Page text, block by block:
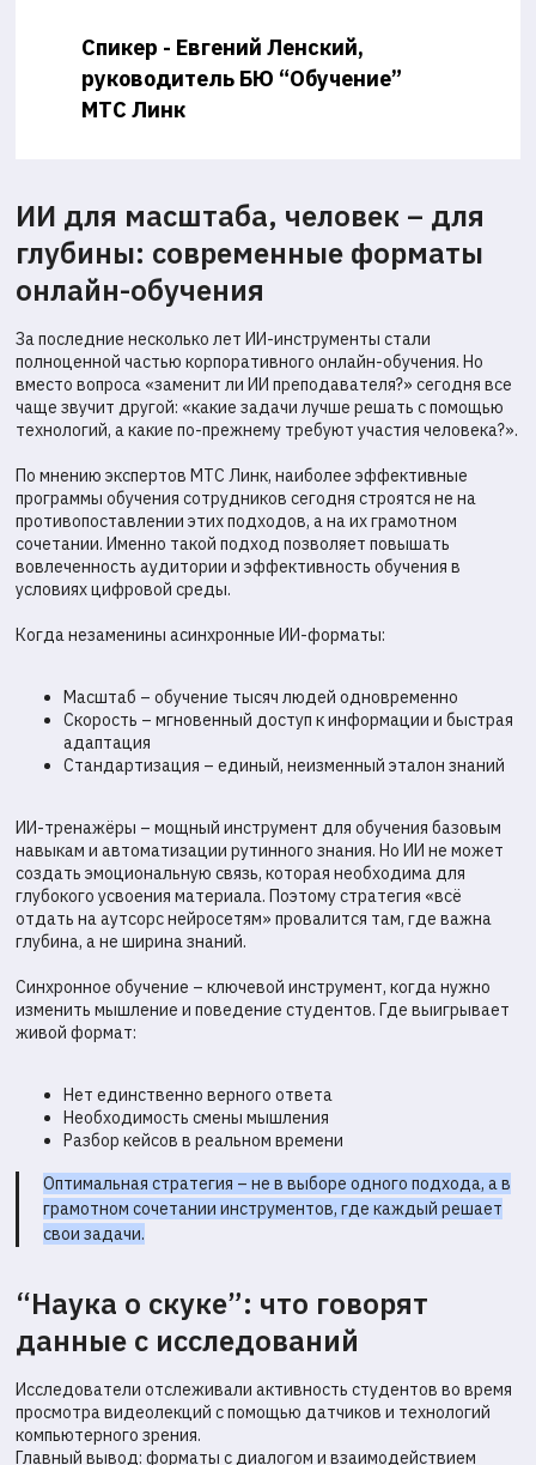
Спикер - Евгений Ленский,
руководитель БЮ “Обучение”
МТС Линк
ИИ для масштаба, человек – для
глубины: современные форматы
онлайн-обучения
За последние несколько лет ИИ-инструменты стали
полноценной частью корпоративного онлайн-обучения. Но
вместо вопроса «заменит ли ИИ преподавателя?» сегодня все
чаще звучит другой: «какие задачи лучше решать с помощью
технологий, а какие по-прежнему требуют участия человека?».
По мнению экспертов МТС Линк, наиболее эффективные
программы обучения сотрудников сегодня строятся не на
противопоставлении этих подходов, а на их грамотном
сочетании. Именно такой подход позволяет повышать
вовлеченность аудитории и эффективность обучения в
условиях цифровой среды.
Когда незаменины асинхронные ИИ-форматы:
Масштаб – обучение тысяч людей одновременно
Скорость – мгновенный доступ к информации и быстрая
адаптация
Стандартизация – единый, неизменный эталон знаний
ИИ-тренажёры – мощный инструмент для обучения базовым
навыкам и автоматизации рутинного знания. Но ИИ не может
создать эмоциональную связь, которая необходима для
глубокого усвоения материала. Поэтому стратегия «всё
отдать на аутсорс нейросетям» провалится там, где важна
глубина, а не ширина знаний.
Синхронное обучение – ключевой инструмент, когда нужно
изменить мышление и поведение студентов. Где выигрывает
живой формат:
Нет единственно верного ответа
Необходимость смены мышления
Разбор кейсов в реальном времени
Оптимальная стратегия – не в выборе одного подхода, а в
грамотном сочетании инструментов, где каждый решает
свои задачи.
“Наука о скуке”: что говорят
данные с исследований
Исследователи отслеживали активность студентов во время
просмотра видеолекций с помощью датчиков и технологий
компьютерного зрения.
Главный вывод: форматы с диалогом и взаимодействием